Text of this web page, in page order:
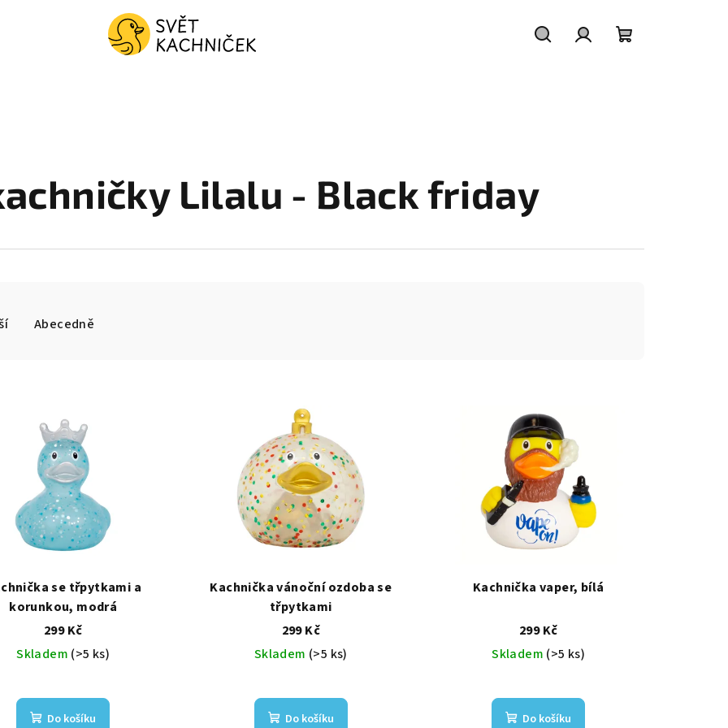
Lilalu - Black friday
Abecedně
se třpytkami a
korunkou, modrá
299 Kč
Skladem (>5 ks)
Do košíku
Kachnička vánoční ozdoba se
třpytkami
299 Kč
Skladem (>5 ks)
Do košíku
Kachnička vaper, bílá
299 Kč
Skladem (>5 ks)
Do košíku